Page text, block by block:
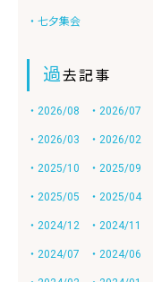
・七夕集会
過去記事
・2026/08 ・2026/07
・2026/03 ・2026/02
・2025/10 ・2025/09
・2025/05 ・2025/04
・2024/12 ・2024/11
・2024/07 ・2024/06